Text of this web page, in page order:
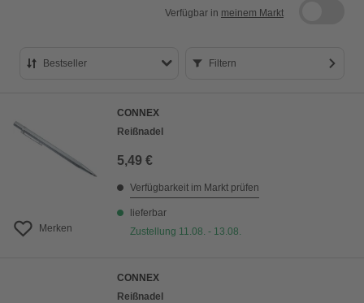
Verfügbar in meinem Markt
Bestseller
Preis aufsteigend
Preis absteigend
Filtern
Merken
CONNEX
Reißnadel
5,49 €
Verfügbarkeit im Markt prüfen
lieferbar
Zustellung 11.08. - 13.08.
CONNEX
Reißnadel